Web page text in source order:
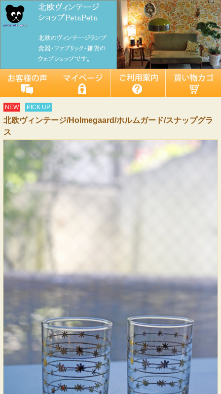
NEW PICK UP
北欧ヴィンテージ/Holmegaard/ホルムガード/スナップグラ
ス